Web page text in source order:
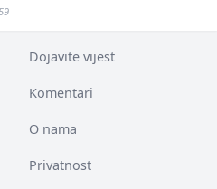
Dojavite vijest
Komentari
O nama
Privatnost